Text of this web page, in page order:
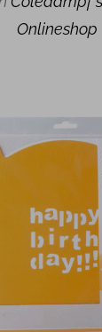
Onlineshop